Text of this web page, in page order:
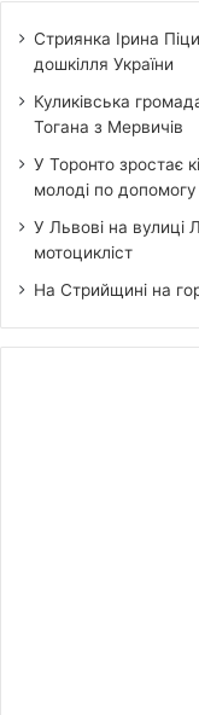
Стриянка Ірина
дошкілля України
Куликівська
Тогана з Мервичів
У Торонто зростає
молоді по
У Львові на вулиці
мотоцикліст
На Стрийщині на